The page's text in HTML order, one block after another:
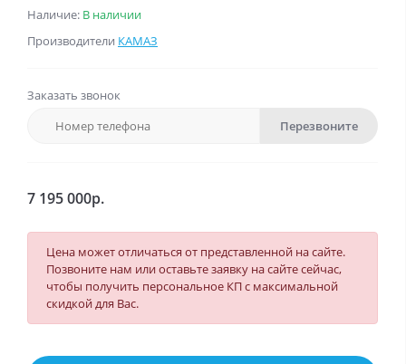
Наличие: В наличии
Производители КАМАЗ
Заказать звонок
Перезвоните
7 195 000р.
Цена может отличаться от представленной на сайте.
Позвоните нам или оставьте заявку на сайте сейчас,
чтобы получить персональное КП с максимальной
скидкой для Вас.